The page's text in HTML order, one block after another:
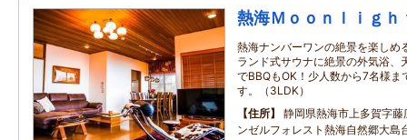
熱海Ｍｏｏｎｌｉｇｈ
熱海ナンバーワンの絶景を楽しめ
ランド式サウナに絶景の外気浴、
でBBQもOK！少人数から7名様ま
す。（3LDK）
住所
静岡県熱海市上多賀字
ンゼルフォレスト熱海自然郷大島